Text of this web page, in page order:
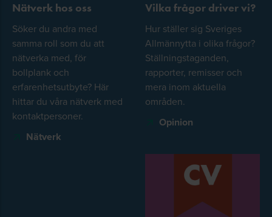
Träff 2: Väsentlighetsanalys och styrning
Avrapportering av arbete sedan träff 1
Väsentlighetsanalys: identifiering av
påverkan, risker möjligheter och
värdering, tröskelvärden.
Analys av gap i styrning (baserad på
tidigare rapportering och befintliga
Nätverk hos oss
Söker du andra med
samma roll som du att
nätverka med, för
bollplank och
erfarenhetsutbyte? Här
hittar du våra nätverk med
kontaktpersoner.
Nätverk
Vilka frågor driver vi?
Hur ställer sig Sveriges
Allmännytta i olika frågor?
Ställningstaganden,
rapporter, remisser och
mera inom aktuella
områden.
Opinion